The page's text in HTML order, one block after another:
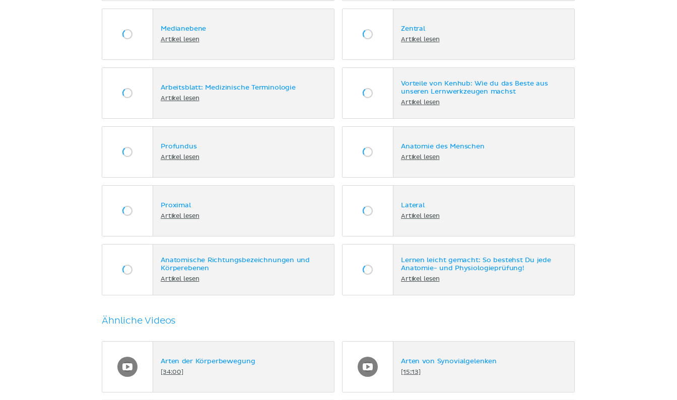
Medianebene
Artikel lesen
Zentral
Artikel lesen
Arbeitsblatt: Medizinische Terminologie
Artikel lesen
Vorteile von Kenhub: Wie du das Beste aus
unseren Lernwerkzeugen machst
Artikel lesen
Profundus
Artikel lesen
Anatomie des Menschen
Artikel lesen
Proximal
Artikel lesen
Lateral
Artikel lesen
Anatomische Richtungsbezeichnungen und
Körperebenen
Artikel lesen
Lernen leicht gemacht: So bestehst Du jede
Anatomie- und Physiologieprüfung!
Artikel lesen
Ähnliche Videos
Arten der Körperbewegung
[34:00]
Arten von Synovialgelenken
[15:13]